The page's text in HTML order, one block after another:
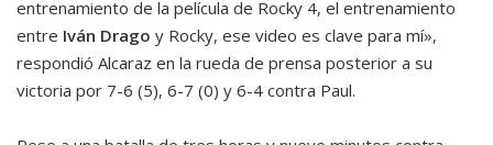
entrenamiento de la película de Rocky 4, el entrenamiento
entre Iván Drago y Rocky, ese video es clave para mí»,
respondió Alcaraz en la rueda de prensa posterior a su
victoria por 7-6 (5), 6-7 (0) y 6-4 contra Paul.